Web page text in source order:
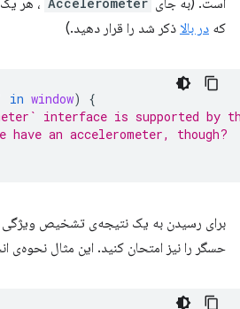
است. (به جای
، هر یک
که در بالا ذکر شد را قرار دهید.)
in window)
{
interface is supported by
have an accelerometer, though?
برای رسیدن به یک نتیجه‌ی تشخیص ویژگی
حسگر را نیز امتحان کنید. این مثال نحوه‌ی